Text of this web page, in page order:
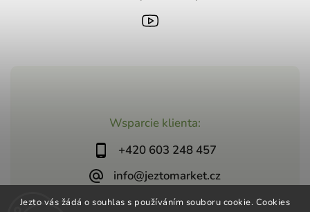
Jezto vás žádá o souhlas s používáním souboru cookie. Cookies
Wsparcie klienta:
+420 603 248 457
info@jeztomarket.cz